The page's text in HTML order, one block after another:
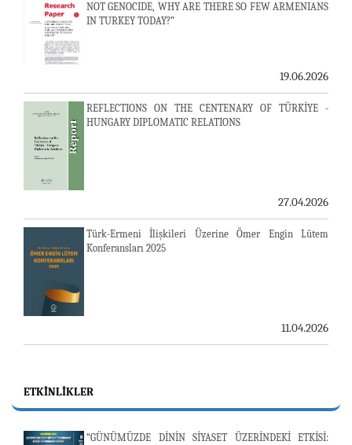
NOT GENOCIDE, WHY ARE THERE SO FEW ARMENIANS
IN TURKEY TODAY?”
19.06.2026
REFLECTIONS ON THE CENTENARY OF TÜRKİYE -
HUNGARY DIPLOMATIC RELATIONS
27.04.2026
Türk-Ermeni İlişkileri Üzerine Ömer Engin Lütem
Konferansları 2025
11.04.2026
ETKINLIKLER
“GÜNÜMÜZDE DİNİN SİYASET ÜZERİNDEKİ ETKİSİ: